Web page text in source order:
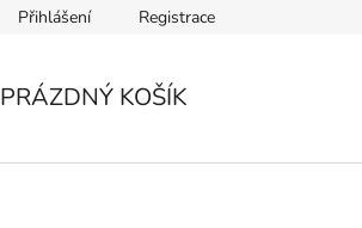
Přihlášení Registrace
PRÁZDNÝ KOŠÍK